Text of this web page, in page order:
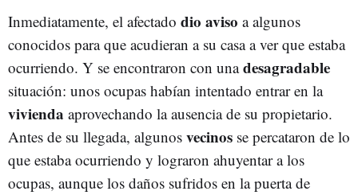
Inmediatamente, el afectado dio aviso a algunos
conocidos para que acudieran a su casa a ver que estaba
ocurriendo. Y se encontraron con unadesagradable
situación: unos ocupas habían intentado entrar en la
vivienda aprovechando la ausencia de su propietario.
Antes de su llegada, algunos vecinos se percataron de lo
que estaba ocurriendo y lograron ahuyentar a los
ocupas, aunque los daños sufridos en la puerta de